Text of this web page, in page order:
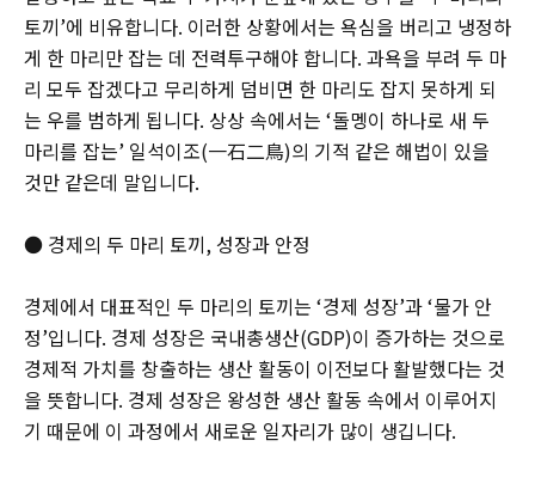
토끼’에 비유합니다. 이러한 상황에서는 욕심을 버리고 냉정하
게 한 마리만 잡는 데 전력투구해야 합니다. 과욕을 부려 두 마
리 모두 잡겠다고 무리하게 덤비면 한 마리도 잡지 못하게 되
는 우를 범하게 됩니다. 상상 속에서는 ‘돌멩이 하나로 새 두
마리를 잡는’ 일석이조(一石二鳥)의 기적 같은 해법이 있을
것만 같은데 말입니다.
● 경제의 두 마리 토끼, 성장과 안정
경제에서 대표적인 두 마리의 토끼는 ‘경제 성장’과 ‘물가 안
정’입니다. 경제 성장은 국내총생산(GDP)이 증가하는 것으로
경제적 가치를 창출하는 생산 활동이 이전보다 활발했다는 것
을 뜻합니다. 경제 성장은 왕성한 생산 활동 속에서 이루어지
기 때문에 이 과정에서 새로운 일자리가 많이 생깁니다.